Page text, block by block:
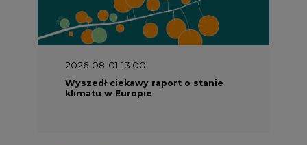
2026-08-01 13:00
Wyszedł ciekawy raport o stanie
klimatu w Europie